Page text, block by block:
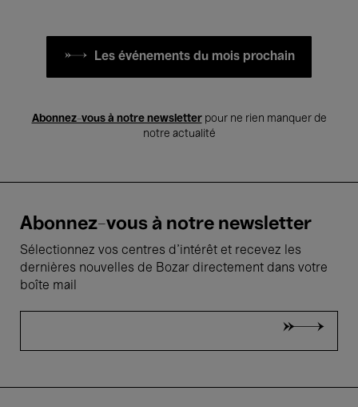
Les événements du mois prochain
Abonnez-vous à notre newsletterpour ne rien manquer de
notre actualité
Abonnez-vous à notre newsletter
Sélectionnez vos centres d'intérêt et recevez les
dernières nouvelles de Bozar directement dans votre
boîte mail